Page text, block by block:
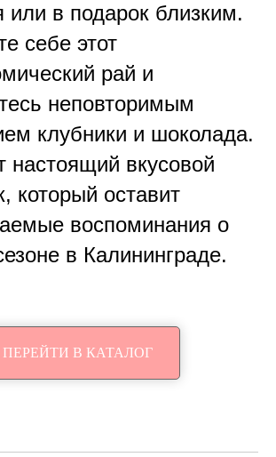
или в подарок близким.
себе этот
рай и
неповторимым
клубники и шоколада.
настоящий вкусовой
который оставит
воспоминания о
в Калининграде.
ПЕРЕЙТИ В КАТАЛОГ